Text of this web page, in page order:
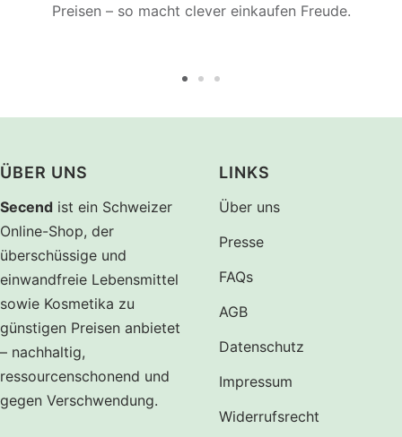
Preisen – so macht clever einkaufen Freude.
SlideSlideSlide
ÜBER UNS
Secend ist ein Schweizer
Online-Shop, der
überschüssige und
einwandfreie Lebensmittel
sowie Kosmetika zu
günstigen Preisen anbietet
– nachhaltig,
ressourcenschonend und
gegen Verschwendung.
LINKS
Über uns
Presse
FAQs
AGB
Datenschutz
Impressum
Widerrufsrecht